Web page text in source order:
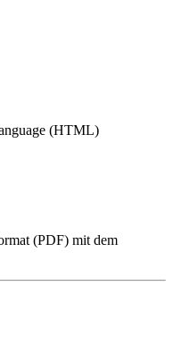
(HTML)
(PDF) mit dem